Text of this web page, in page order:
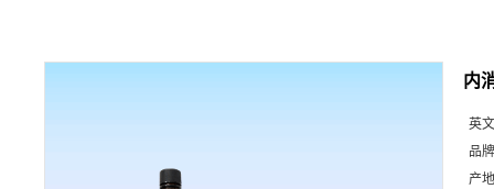
内
英
品
产